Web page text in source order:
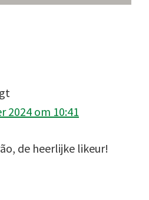
2024 om 10:41
de heerlijke likeur!